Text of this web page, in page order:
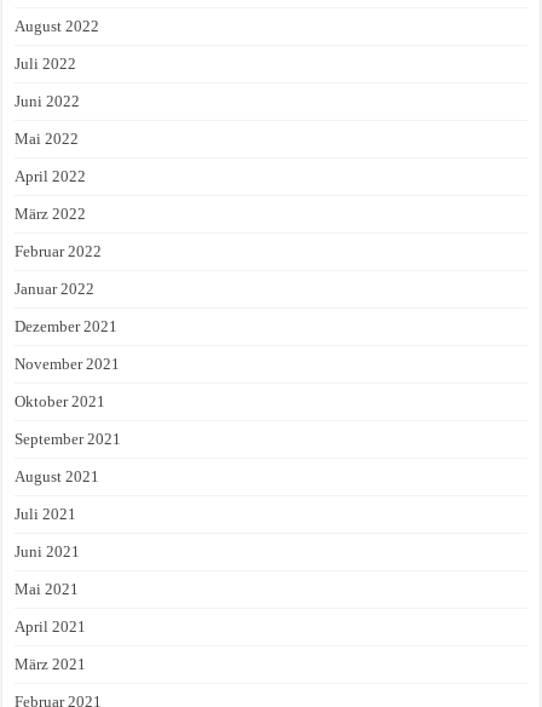
August 2022
Juli 2022
Juni 2022
Mai 2022
April 2022
März 2022
Februar 2022
Januar 2022
Dezember 2021
November 2021
Oktober 2021
September 2021
August 2021
Juli 2021
Juni 2021
Mai 2021
April 2021
März 2021
Februar 2021